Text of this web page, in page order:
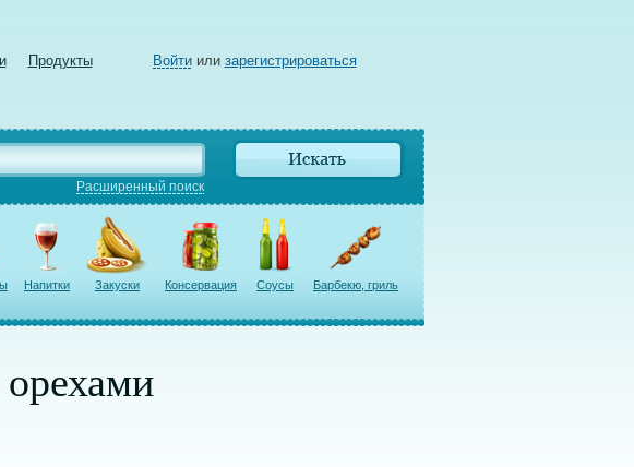
Продукты Войтиили зарегистрироваться
Расширенный поиск
Напитки Закуски Консервация Соусы Барбекю, гриль